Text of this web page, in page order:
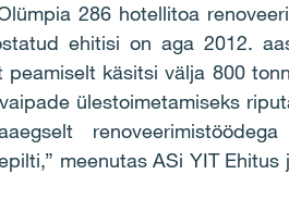
286 hotellitoa
ehitisi on aga 2012.
käsitsi välja 800
ülestoimetamiseks
meenutas ASi YIT Ehitus